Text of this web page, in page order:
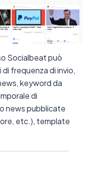
Socialbeat può
frequenza di invio,
keyword da
di
news pubblicate
etc.), template